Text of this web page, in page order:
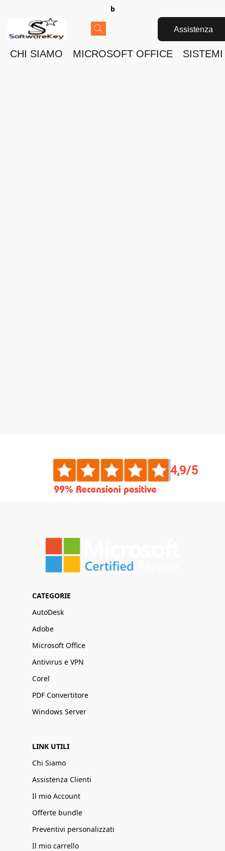
b
Assistenza
CHI SIAMO MICROSOFT OFFICE
CATEGORIE
AutoDesk
Adobe
Microsoft Office
Antivirus e VPN
Corel
PDF Convertitore
Windows Server
LINK UTILI
Chi Siamo
Assistenza Clienti
Il mio Account
Offerte bundle
Preventivi personalizzati
Il mio carrello